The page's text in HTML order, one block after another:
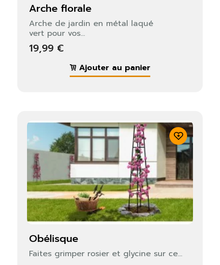
arche florale
Arche de jardin en métal laqué
vert pour vos...
19,99 €
Ajouter au panier
obélisque
Faites grimper rosier et glycine sur ce...